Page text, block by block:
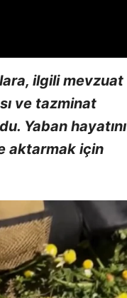
ilgili mevzuat
ve tazminat
Yaban hayatını
aktarmak için